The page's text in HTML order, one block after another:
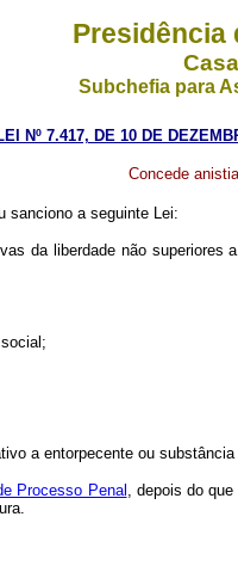
Presidência
Subchefia para
Nº 7.417, DE 10 DE
Concede
sanciono a seguinte Lei:
da liberdade não
a entorpecente ou
Processo Penal, depois do